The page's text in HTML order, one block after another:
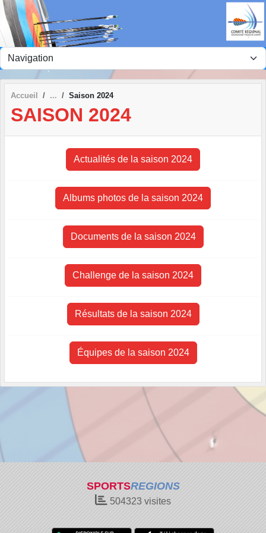
Accueil Saison 2024
SAISON 2024
Actualités de la saison 2024
Albums photos de la saison 2024
Documents de la saison 2024
Challenge de la saison 2024
Résultats de la saison 2024
Équipes de la saison 2024
SPORTSREGIONS
504323 visites
Panneau de gestion des cookies